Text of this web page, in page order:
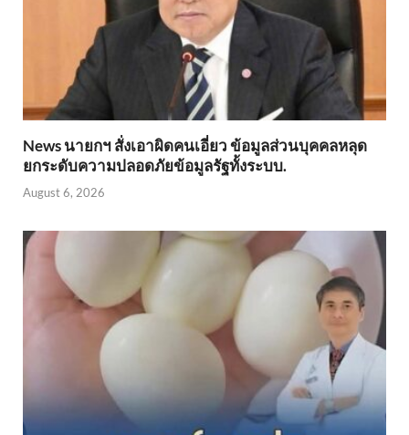
News นายกฯ สั่งเอาผิดคนเอี่ยว ข้อมูลส่วนบุคคลหลุด
ยกระดับความปลอดภัยข้อมูลรัฐทั้งระบบ.
August 6, 2026